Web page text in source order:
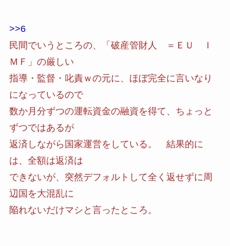
>>6
民間でいうところの、「破産管財人 ＝ＥＵ Ｉ
ＭＦ」の厳しい
指導・監督・叱責ｗの元に、ほぼ完全に言いなり
になっているので
数か月分ずつの運転資金の融資を得て、ちょっと
ずつではあるが
返済しながら国家運営をしている。 結果的に
は、全額は返済は
できないが、突然デフォルトして全く返せずに周
辺国を大混乱に
陥れないだけマシと言ったところ。